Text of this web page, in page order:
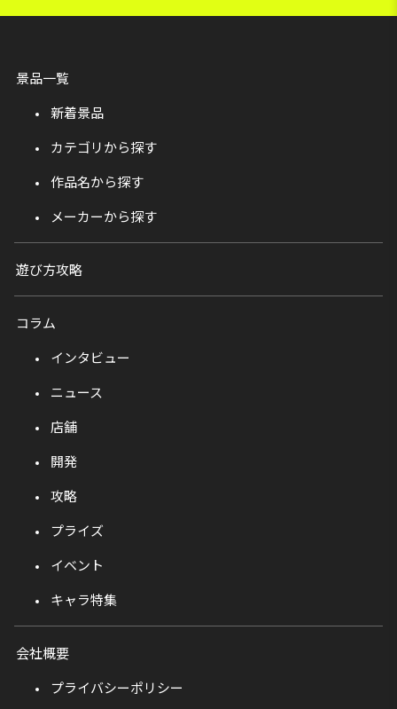
景品一覧
新着景品
カテゴリから探す
作品名から探す
メーカーから探す
遊び方攻略
コラム
インタビュー
ニュース
店舗
開発
攻略
プライズ
イベント
キャラ特集
会社概要
プライバシーポリシー